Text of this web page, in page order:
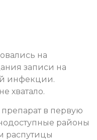
на
записи на
инфекции.
хватало.
препарат в первую
районы
распутицы